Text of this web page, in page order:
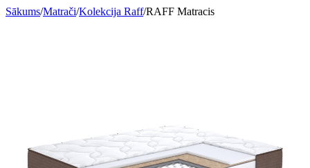
Sākums/Matrači/Kolekcija Raff/RAFF Matracis